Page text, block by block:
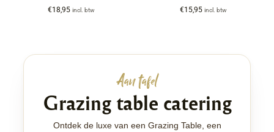
€18,95 incl. btw €15,95 incl. btw
Aan tafel
Grazing table catering
Ontdek de luxe van een Grazing Table, een